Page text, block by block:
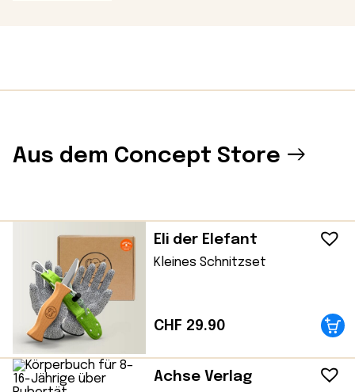
Aus dem Concept Store
Eli der Elefant
Kleines Schnitzset
CHF 29.90
Achse Verlag